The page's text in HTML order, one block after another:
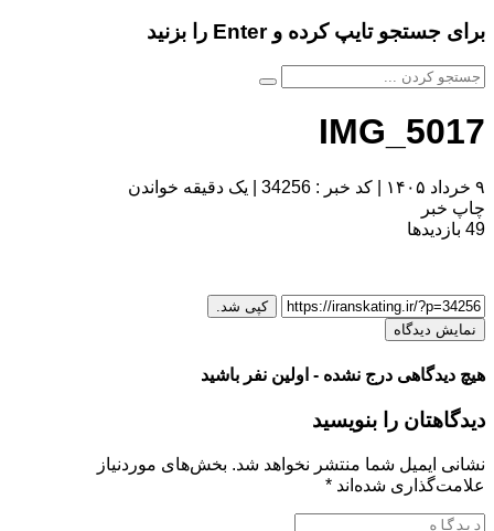
برای جستجو تایپ کرده و Enter را بزنید
IMG_5017
۹ خرداد ۱۴۰۵ کد خبر : 34256
یک دقیقه خواندن
چاپ خبر
49 بازدیدها
کپی شد.
نمایش دیدگاه
هیچ دیدگاهی درج نشده - اولین نفر باشید
دیدگاهتان را بنویسید
نشانی ایمیل شما منتشر نخواهد شد. بخش‌های موردنیاز
علامت‌گذاری شده‌اند *